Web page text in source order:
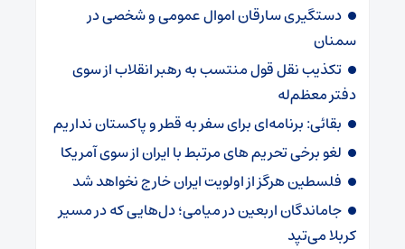
دستگیری سارقان اموال عمومی و شخصی در
سمنان
تکذیب نقل قول منتسب به رهبر انقلاب از سوی
دفتر معظم‌له
بقائی: برنامه‌ای برای سفر به قطر و پاکستان نداریم
لغو برخی تحریم های مرتبط با ایران از سوی آمریکا
فلسطین هرگز از اولویت ایران خارج نخواهد شد
جاماندگان اربعین در میامی؛ دل‌هایی که در مسیر
کربلا می‌تپد